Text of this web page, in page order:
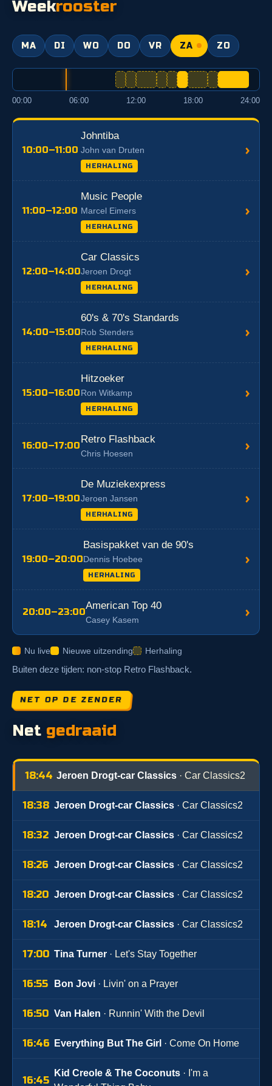
Weekrooster
MA DI WO DO VR ZA ZO
00:00 06:00 12:00 18:00 24:00
10:00–11:00
Johntiba
John van Druten
HERHALING
›
11:00–12:00
Music People
Marcel Eimers
HERHALING
›
12:00–14:00
Car Classics
Jeroen Drogt
HERHALING
›
14:00–15:00
60's & 70's Standards
Rob Stenders
HERHALING
›
15:00–16:00
Hitzoeker
Ron Witkamp
HERHALING
›
16:00–17:00
Retro Flashback
Chris Hoesen ›
17:00–19:00
De Muziekexpress
Jeroen Jansen
HERHALING
›
19:00–20:00
Basispakket van de 90's
Dennis Hoebee
HERHALING
›
20:00–23:00
American Top 40
Casey Kasem ›
Nu live Nieuwe uitzending Herhaling
Buiten deze tijden: non-stop Retro Flashback.
NET OP DE ZENDER
Net gedraaid
18:44 Jeroen Drogt-car Classics · Car Classics2
18:38 Jeroen Drogt-car Classics · Car Classics2
18:32 Jeroen Drogt-car Classics · Car Classics2
18:26 Jeroen Drogt-car Classics · Car Classics2
18:20 Jeroen Drogt-car Classics · Car Classics2
18:14 Jeroen Drogt-car Classics · Car Classics2
17:00 Tina Turner · Let's Stay Together
16:55 Bon Jovi · Livin' on a Prayer
16:50 Van Halen · Runnin' With the Devil
16:46 Everything But The Girl · Come On Home
16:45
Kid Creole & The Coconuts · I'm a